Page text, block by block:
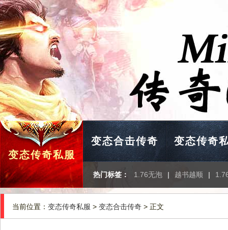
变态传奇私服
变态合击传奇 变态传奇
热门标签： 1.76无泡 | 越书越顺 |
当前位置： 变态传奇私服 > 变态合击传奇 > 正文